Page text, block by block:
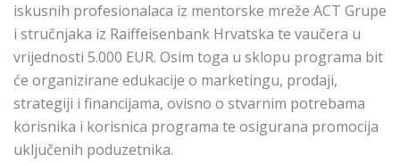
iskusnih profesionalaca iz mentorske mreže ACT Grupe
i stručnjaka iz Raiffeisenbank Hrvatska te vaučera u
vrijednosti 5.000 EUR. Osim toga u sklopu programa bit
će organizirane edukacije o marketingu, prodaji,
strategiji i financijama, ovisno o stvarnim potrebama
korisnika i korisnica programa te osigurana promocija
uključenih poduzetnika.